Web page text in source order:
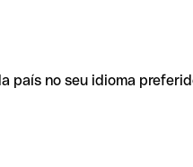
país no seu idioma